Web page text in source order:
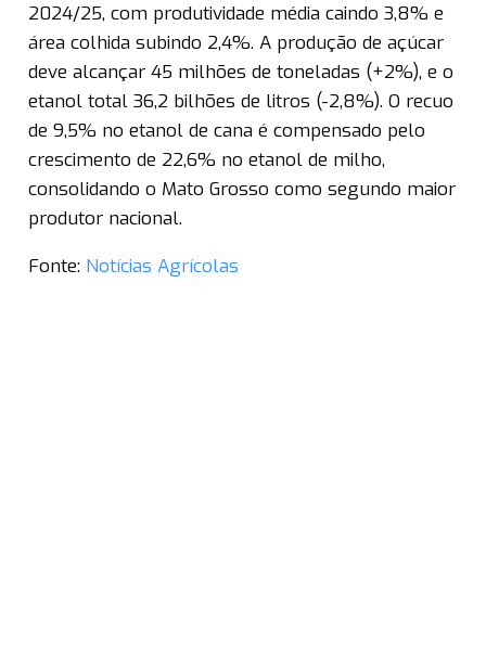
2024/25, com produtividade média caindo 3,8% e
área colhida subindo 2,4%. A produção de açúcar
deve alcançar 45 milhões de toneladas (+2%), e o
etanol total 36,2 bilhões de litros (-2,8%). O recuo
de 9,5% no etanol de cana é compensado pelo
crescimento de 22,6% no etanol de milho,
consolidando o Mato Grosso como segundo maior
produtor nacional.
Fonte: Notícias Agrícolas